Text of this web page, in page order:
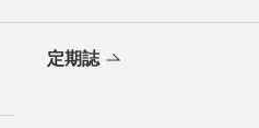
定期誌